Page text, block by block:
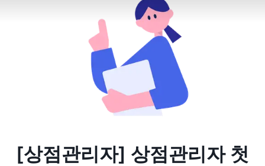
[상점관리자] 상점관리자 첫